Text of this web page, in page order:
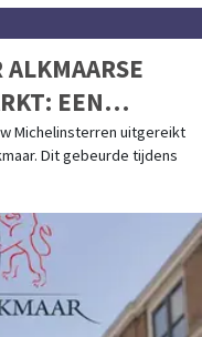
EEN
VOOR
Michelinsterren uitgereikt
Dit gebeurde tijdens